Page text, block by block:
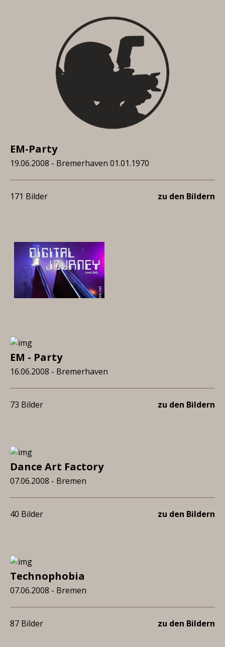
EM-Party
19.06.2008 - Bremerhaven 01.01.1970
171 Bilder zu den Bildern
EM - Party
16.06.2008 - Bremerhaven
73 Bilder zu den Bildern
Dance Art Factory
07.06.2008 - Bremen
40 Bilder zu den Bildern
Technophobia
07.06.2008 - Bremen
87 Bilder zu den Bildern